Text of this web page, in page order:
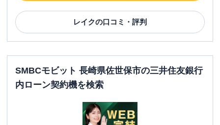
レイクの口コミ・評判
SMBCモビット 長崎県佐世保市の三井住友銀行
内ローン契約機を検索